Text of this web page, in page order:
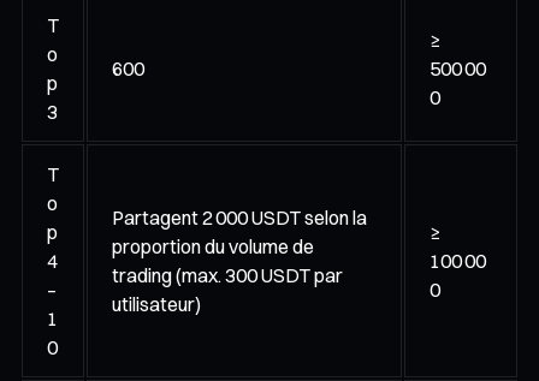
T
o
p
3
600
≥
500 00
0
T
o
p
4
–
1
0
Partagent 2 000 USDT selon la
proportion du volume de
trading (max. 300 USDT par
utilisateur)
≥
100 00
0